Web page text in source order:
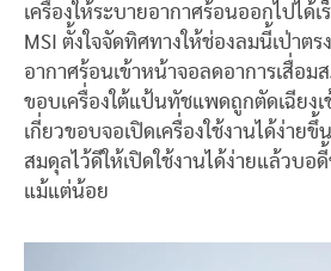
เครื่องให้ระบายอากาศร้อนออกไปได้
MSI ตั้งใจจัดทิศทางให้ช่องลมนี้เป่าต
อากาศร้อนเข้าหน้าจอลดอาการเสื่อม
ขอบเครื่องใต้แป้นทัชแพดถูกตัดเฉียงเ
เกี่ยวขอบจอเปิดเครื่องใช้งานได้ง่ายขึ้
สมดุลไว้ดีให้เปิดใช้งานได้ง่ายแล้วบอ
แม้แต่น้อย